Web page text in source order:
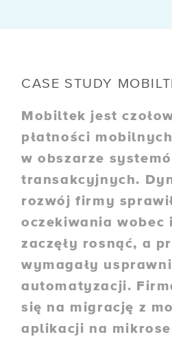
CASE STUDY
Mobiltek jest
płatności
w obszarze
transakcyjnych.
rozwój firmy
oczekiwania
zaczęły rosnąć, a
wymagały
automatyzacji.
się na migrację z
aplikacji na